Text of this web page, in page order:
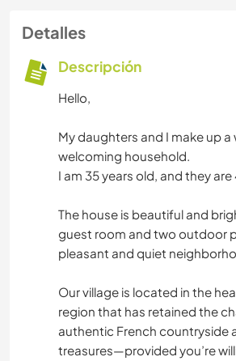
Detalles
Descripción
Hello,
My daughters and I make up a
welcoming household.
I am 35 years old, and they are
The house is beautiful and
guest room and two outdoor
pleasant and quiet
Our village is located in the
region that has retained the
authentic French countryside
treasures—provided you’re